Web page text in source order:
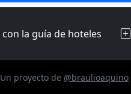
con la guía de hoteles
Un proyecto de @braulioaquino